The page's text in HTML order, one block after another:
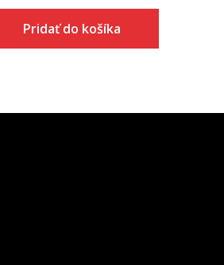
Pridať do košíka